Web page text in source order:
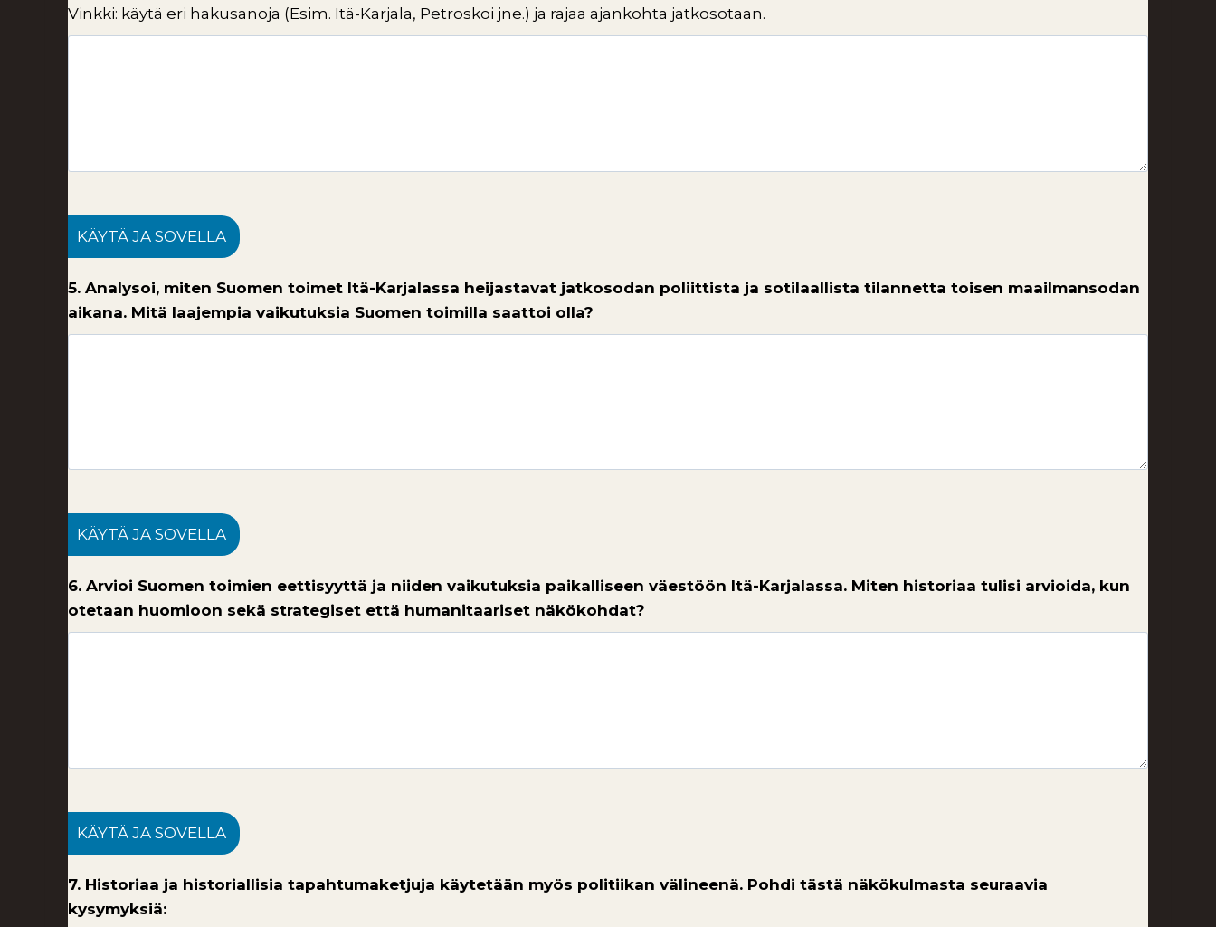
Vinkki: käytä eri hakusanoja (Esim. Itä-Karjala, Petroskoi jne.) ja rajaa ajankohta jatkosotaan.
KÄYTÄ JA SOVELLA
5. Analysoi, miten Suomen toimet Itä-Karjalassa heijastavat jatkosodan poliittista ja sotilaallista tilannetta toisen maailmansodan
aikana. Mitä laajempia vaikutuksia Suomen toimilla saattoi olla?
KÄYTÄ JA SOVELLA
6. Arvioi Suomen toimien eettisyyttä ja niiden vaikutuksia paikalliseen väestöön Itä-Karjalassa. Miten historiaa tulisi arvioida, kun
otetaan huomioon sekä strategiset että humanitaariset näkökohdat?
KÄYTÄ JA SOVELLA
7. Historiaa ja historiallisia tapahtumaketjuja käytetään myös politiikan välineenä. Pohdi tästä näkökulmasta seuraavia
kysymyksiä: